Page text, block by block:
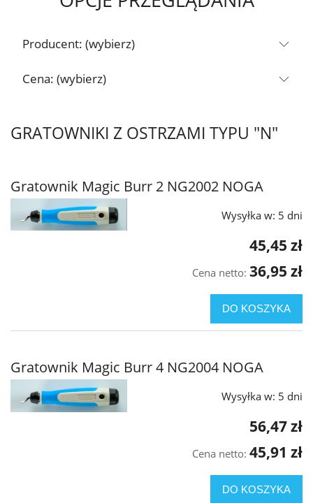
Producent: (wybierz)
Cena: (wybierz)
GRATOWNIKI Z OSTRZAMI TYPU "N"
Gratownik Magic Burr 2 NG2002 NOGA
Wysyłka w: 5 dni
45,45 zł
Cena netto: 36,95 zł
DO KOSZYKA
Gratownik Magic Burr 4 NG2004 NOGA
Wysyłka w: 5 dni
56,47 zł
Cena netto: 45,91 zł
DO KOSZYKA